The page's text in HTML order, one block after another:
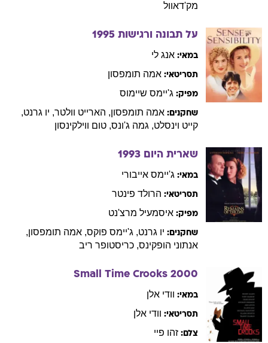
מק'דאוול
על תבונה ורגישות 1995
במאי: אנג לי
תסריטאי: אמה תומפסון
מפיק: ג'יימס שיימוס
שחקנים: אמה תומפסון, הארייט וולטר, יו גרנט,
קייט וינסלט, גמה ג'ונס, טום ווילקינסון
שארית היום 1993
במאי: ג'יימס אייבורי
תסריטאי: הרולד פינטר
מפיק: איסמעיל מרצ'נט
שחקנים: יו גרנט, ג'יימס פוקס, אמה תומפסון,
אנתוני הופקינס, כריסטופר ריב
Small Time Crooks 2000
במאי: וודי אלן
תסריטאי: וודי אלן
צלם: זהו פיי